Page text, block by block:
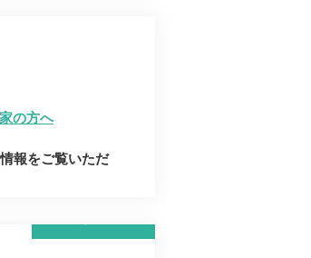
の方へ
報をご覧いただ